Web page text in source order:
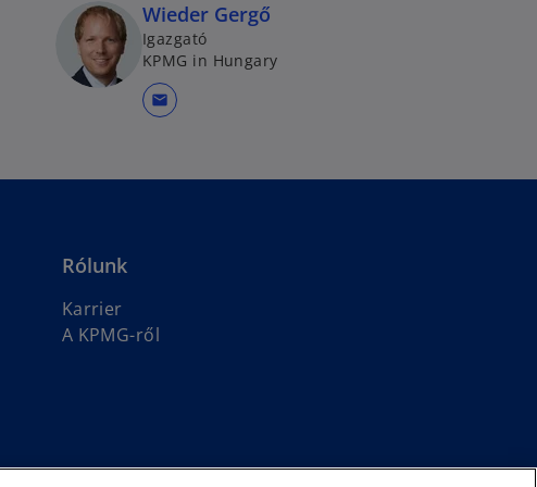
Wieder Gergő
Igazgató
KPMG in Hungary
mail
Rólunk
Karrier
A KPMG-ről